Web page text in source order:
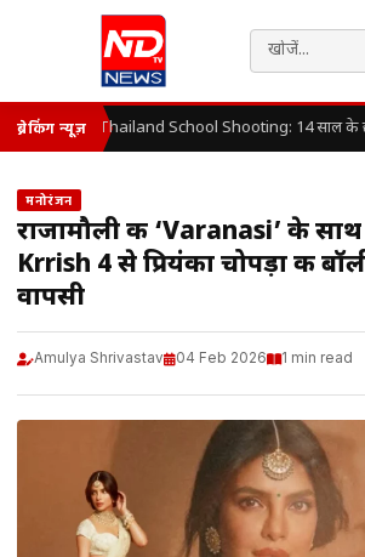
ब्रेकिंग न्यूज़ Thailand School Shooting: 14 साल के
मनोरंजन
राजामौली की ‘Varanasi’ के
Krrish 4 से प्रियंका चोपड़ा की
वापसी
Amulya Shrivastav 04 Feb 2026 1 min read